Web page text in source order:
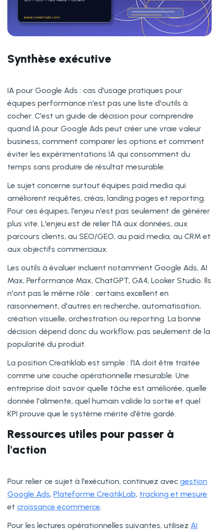
Synthèse exécutive
IA pour Google Ads : cas d'usage pratiques pour
équipes performance n'est pas une liste d'outils à
cocher. C'est un guide de décision pour comprendre
quand IA pour Google Ads peut créer une vraie valeur
business, comment comparer les options et comment
éviter les expérimentations IA qui consomment du
temps sans produire de résultat mesurable.
Le sujet concerne surtout équipes paid media qui
améliorent requêtes, créas, landing pages et reporting.
Pour ces équipes, l'enjeu n'est pas seulement de générer
plus vite. L'enjeu est de relier l'IA aux données, aux
parcours clients, au SEO/GEO, au paid media, au CRM et
aux objectifs commerciaux.
Les outils à évaluer incluent notamment Google Ads, AI
Max, Performance Max, ChatGPT, GA4, Looker Studio. Ils
n'ont pas le même rôle : certains excellent en
raisonnement, d'autres en recherche, automatisation,
création visuelle, orchestration ou reporting. La bonne
décision dépend donc du workflow, pas seulement de la
popularité du produit.
La position Creatiklab est simple : l'IA doit être traitée
comme une couche opérationnelle mesurable. Une
entreprise doit savoir quelle tâche est améliorée, quelle
donnée l'alimente, quel humain valide la sortie et quel
KPI prouve que le système mérite d'être gardé.
Ressources utiles pour passer à
l'action
Pour relier ce sujet à l'exécution, continuez avec gestion
Google Ads, Plateforme CreatikLab, tracking et mesure
et croissance ecommerce.
Pour les lectures opérationnelles suivantes, utilisez AI